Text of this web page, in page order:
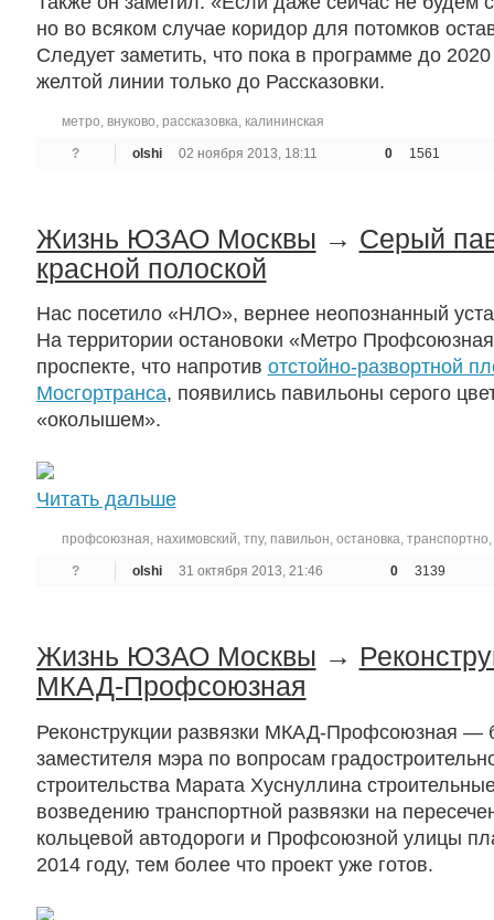
но во всяком случае коридор для потомков
Следует заметить, что пока в программе до
желтой линии только до Рассказовки.
метро внуково рассказовка калининская
? olshi 02 ноября 2013, 18:11 0 1561
Жизнь ЮЗАО Москвы → Серый
красной полоской
Нас посетило «НЛО», вернее неопознанный
На территории остановоки «Метро
проспекте, что напротив отстойно-развортной
Мосгортранса, появились павильоны серого
«околышем».
Читать дальше
профсоюзная, нахимовский, тпу, павильон, остановка, транспортно,
? olshi 31 октября 2013, 21:46 0 3139
Жизнь ЮЗАО Москвы →
МКАД-Профсоюзная
Реконструкции развязки МКАД-Профсоюзная —
заместителя мэра по вопросам
строительства Марата Хуснуллина
возведению транспортной развязки на
кольцевой автодороги и Профсоюзной улицы
2014 году, тем более что проект уже готов.